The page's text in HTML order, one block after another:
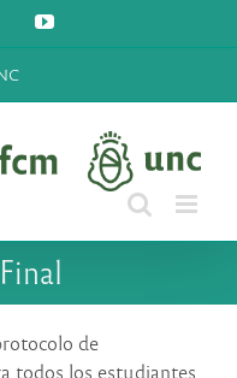
YouTube
de
todos los estudiantes